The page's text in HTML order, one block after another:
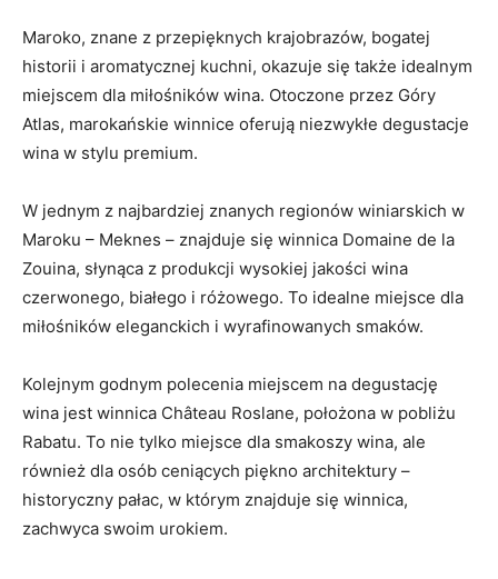
Maroko,⁤ znane z przepięknych⁢ krajobrazów,⁢ bogatej
historii i ⁤aromatycznej kuchni, okazuje się także idealnym⁤
miejscem dla⁢ miłośników wina. Otoczone przez Góry ​
Atlas, marokańskie winnice oferują niezwykłe degustacje
wina w⁣ stylu premium.
W ​jednym z najbardziej znanych regionów winiarskich w
‍Maroku – Meknes – znajduje‍ się winnica Domaine de la
Zouina, słynąca z produkcji wysokiej jakości wina
czerwonego, białego i różowego. To idealne ​miejsce dla
miłośników eleganckich​ i wyrafinowanych smaków.
Kolejnym godnym polecenia miejscem na degustację
wina jest winnica ‌Château‍ Roslane, ⁢położona w pobliżu
Rabatu. To nie tylko miejsce ​dla smakoszy wina, ​ale
również dla osób ceniących piękno architektury –
historyczny‍ pałac, w‍ którym znajduje się winnica,‍
zachwyca swoim urokiem.